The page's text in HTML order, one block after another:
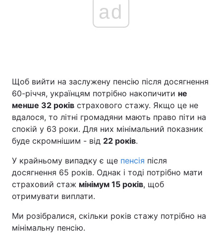
Головна Війна
Україна Політика
Економіка Світ
Техно і зв'язок Лайт
Зброя
Здоров'я Туризм
ad
Щоб вийти на заслужену пенсію після досягнення
60-річчя, українцям потрібно накопичити не
менше 32 років страхового стажу. Якщо це не
вдалося, то літні громадяни мають право піти на
спокій у 63 роки. Для них мінімальний показник
буде скромнішим - від 22 років.
У крайньому випадку є ще пенсія після
досягнення 65 років. Однак і тоді потрібно мати
страховий стаж мінімум 15 років, щоб
отримувати виплати.
Ми розібралися, скільки років стажу потрібно на
мінімальну пенсію.